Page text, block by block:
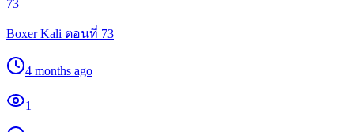
73
Boxer Kali ตอนที่ 73
4 months ago
1